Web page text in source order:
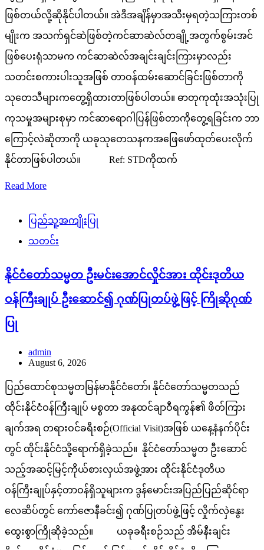
ဖြစ်တယ်လို့ဆိုနိုင်ပါတယ်။ အဲဒီအချိန်မှာအသီးမှရတဲ့သကြားတစ်
မျိုးက အသက်ရှင်ဆဲဖြစ်တဲ့ကင်ဆာဆဲလ်တချို့အတွက်စွမ်းအင်
ဖြစ်ပေးရုံသာမက ကင်ဆာဆဲလ်အချင်းချင်းကြားမှာလည်း
သတင်းစကားပါးသူအဖြစ် တာဝန်ထမ်းဆောင်ခြင်းဖြစ်တာကို
သုတေသီများကတွေ့ရှိထားတာဖြစ်ပါတယ်။ ဓာတုကုထုံးအသုံးပြု
ကုသမှုအများစုမှာ ကင်ဆာရောဂါပြန်ဖြစ်တာကိုတွေ့ရခြင်းက ဘာ
ကြောင့်လဲဆိုတာကို ယခုသုတေသနကအဖြေဖော်ထုတ်ပေးလိုက်
နိုင်တာဖြစ်ပါတယ်။ Ref: STDကိုထက်
Read More
ပြည်သူ့အကျိုးပြု
သတင်း
နိုင်ငံတော်သမ္မတ ဦးမင်းအောင်လှိုင်အား ထိုင်းဒုတိယ
ဝန်ကြီးချုပ် ဦးဆောင်၍ ဂုဏ်ပြုတပ်ဖွဲ့ဖြင့် ကြိုဆိုဂုဏ်
ပြု
admin
August 6, 2026
ပြည်ထောင်စုသမ္မတမြန်မာနိုင်ငံတော်၊ နိုင်ငံတော်သမ္မတသည်
ထိုင်းနိုင်ငံဝန်ကြီးချုပ် မစ္စတာ အနုထင်ချာဝီရကွန်၏ ဖိတ်ကြား
ချက်အရ တရားဝင်ခရီးစဉ်(Official Visit)အဖြစ် ယနေ့နံနက်ပိုင်း
တွင် ထိုင်းနိုင်ငံသို့ရောက်ရှိခဲ့သည်။ နိုင်ငံတော်သမ္မတ ဦးဆောင်
သည့်အဆင့်မြင့်ကိုယ်စားလှယ်အဖွဲ့အား ထိုင်းနိုင်ငံဒုတိယ
ဝန်ကြီးချုပ်နှင့်တာဝန်ရှိသူများက ဒွန်မောင်းအပြည်ပြည်ဆိုင်ရာ
လေဆိပ်တွင် ကော်ဇောနီခင်း၍ ဂုဏ်ပြုတပ်ဖွဲ့ဖြင့် လှိုက်လှဲနွေး
ထွေးစွာကြိုဆိုခဲ့သည်။ ယခုခရီးစဉ်သည် အိမ်နီးချင်း